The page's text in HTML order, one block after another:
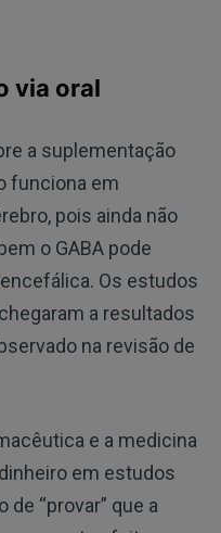
via oral
a suplementação
funciona em
pois ainda não
o GABA pode
Os estudos
a resultados
na revisão de
e a medicina
em estudos
“provar” que a